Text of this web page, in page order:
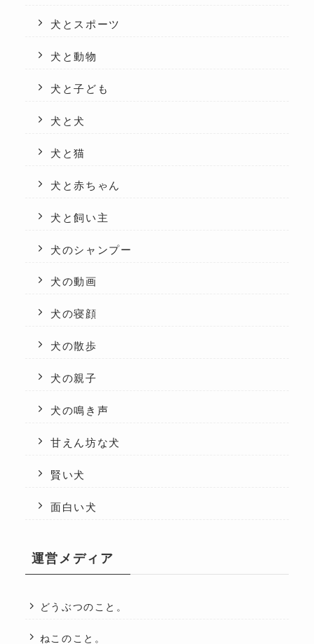
犬とスポーツ
犬と動物
犬と子ども
犬と犬
犬と猫
犬と赤ちゃん
犬と飼い主
犬のシャンプー
犬の動画
犬の寝顔
犬の散歩
犬の親子
犬の鳴き声
甘えん坊な犬
賢い犬
面白い犬
運営メディア
どうぶつのこと。
ねこのこと。